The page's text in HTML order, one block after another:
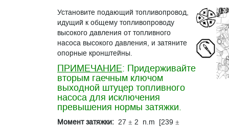
Установите подающий топливопровод,
идущий к общему топливопроводу
высокого давления от топливного
насоса высокого давления, и затяните
опорные кронштейны.
ПРИМЕЧАНИЕ: Придерживайте
вторым гаечным ключом
выходной штуцер топливного
насоса для исключения
превышения нормы затяжки.
Момент затяжки: 27 ± 2 n.m [239 ±